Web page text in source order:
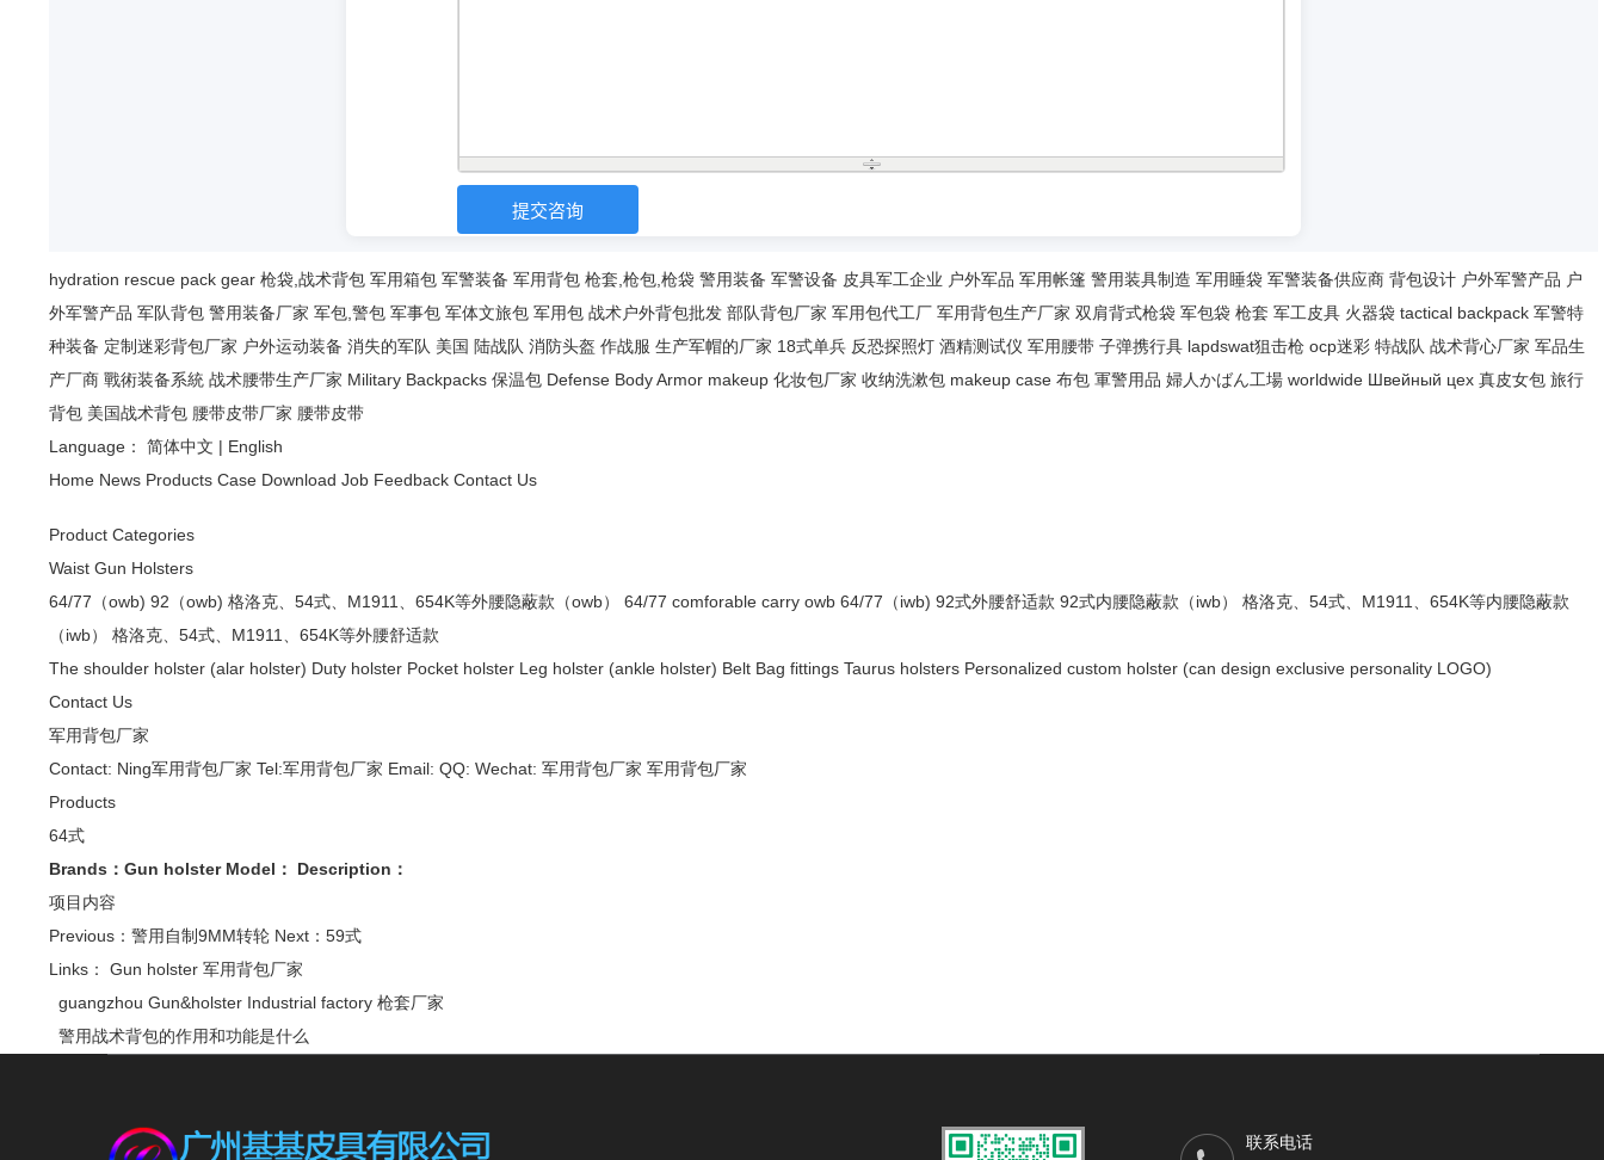
hydration rescue pack gear 枪袋,战术背包 军用箱包 军警装备 军用背包 枪套,枪包,枪袋 警用装备 军警设备 皮具军工企业 户外军品 军用帐篷 警用装具制造 军用睡袋 军警装备供应商 背包设计 户外军警产品 户
外军警产品 军队背包 警用装备厂家 军包,警包 军事包 军体文旅包 军用包 战术户外背包批发 部队背包厂家 军用包代工厂 军用背包生产厂家 双肩背式枪袋 军包袋 枪套 军工皮具 火器袋 tactical backpack 军警特
种装备 定制迷彩背包厂家 户外运动装备 消失的军队 美国 陆战队 消防头盔 作战服 生产军帽的厂家 18式单兵 反恐探照灯 酒精测试仪 军用腰带 子弹携行具 lapdswat狙击枪 ocp迷彩 特战队 战术背心厂家 军品生
产厂商 戰術装备系統 战术腰带生产厂家 Military Backpacks 保温包 Defense Body Armor makeup 化妆包厂家 收纳洗漱包 makeup case 布包 軍警用品 婦人かばん工場 worldwide Швейный цех 真皮女包 旅行
背包 美国战术背包 腰带皮带厂家 腰带皮带
Language： 简体中文 | English
Home News Products Case Download Job Feedback Contact Us
Product Categories
Waist Gun Holsters
64/77（owb) 92（owb) 格洛克、54式、M1911、654K等外腰隐蔽款（owb） 64/77 comforable carry owb 64/77（iwb) 92式外腰舒适款 92式内腰隐蔽款（iwb）
格洛克、54式、M1911、654K等内腰隐蔽款
（iwb）
格洛克、54式、M1911、654K等外腰舒适款
The shoulder holster (alar holster) Duty holster Pocket holster Leg holster (ankle holster) Belt Bag fittings Taurus holsters Personalized custom holster (can design exclusive personality LOGO)
Contact Us
军用背包厂家
Contact: Ning军用背包厂家 Tel:军用背包厂家 Email: QQ: Wechat: 军用背包厂家 军用背包厂家
Products
64式
Brands： Gun holster Model：
Description：
项目内容
Previous： 警用自制9MM转轮 Next： 59式
Links： Gun holster 军用背包厂家
guangzhou Gun&holster Industrial factory 枪套厂家
警用战术背包的作用和功能是什么
联系电话